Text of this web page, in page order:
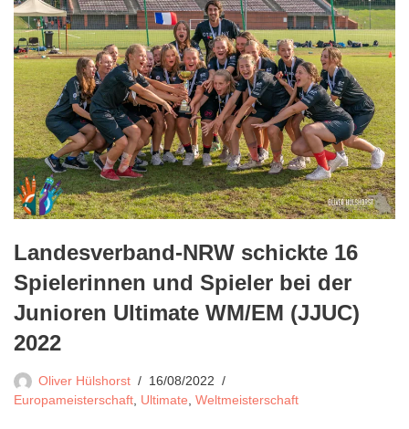
Landesverband-NRW schickte 16
Spielerinnen und Spieler bei der
Junioren Ultimate WM/EM (JJUC)
2022
Oliver Hülshorst
16/08/2022
Europameisterschaft Ultimate Weltmeisterschaft